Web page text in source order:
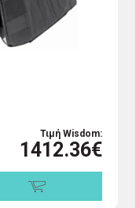
Τιμή Wisdom:
1412.36€